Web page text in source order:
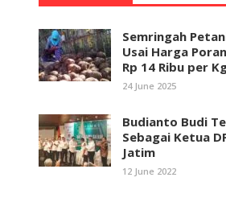
Semringah
Usai Harga
Rp 14 Ribu per
24 June 2025
Budianto Budi
Sebagai Ketua
Jatim
12 June 2022